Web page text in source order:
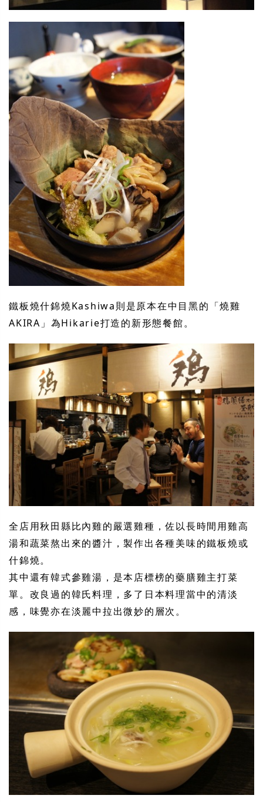
鐵板燒什錦燒Kashiwa則是原本在中目黑的「燒雞
AKIRA」為Hikarie打造的新形態餐館。
全店用秋田縣比內雞的嚴選雞種，佐以長時間用雞高
湯和蔬菜熬出來的醬汁，製作出各種美味的鐵板燒或
什錦燒。
其中還有韓式參雞湯，是本店標榜的藥膳雞主打菜
單。改良過的韓氏料理，多了日本料理當中的清淡
感，味覺亦在淡麗中拉出微妙的層次。